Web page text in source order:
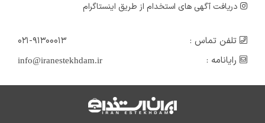
دریافت آگهی های استخدام از طریق اینستاگرام
تلفن تماس :
۰۲۱-۹۱۳۰۰۰۱۳
رایانامه :
info@iranestekhdam.ir